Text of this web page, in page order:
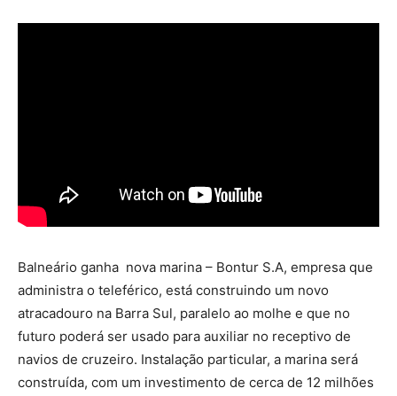
Balneário ganha nova marina – Bontur S.A, empresa que
administra o teleférico, está construindo um novo
atracadouro na Barra Sul, paralelo ao molhe e que no
futuro poderá ser usado para auxiliar no receptivo de
navios de cruzeiro. Instalação particular, a marina será
construída, com um investimento de cerca de 12 milhões